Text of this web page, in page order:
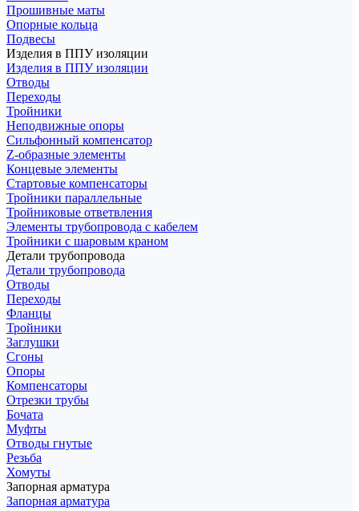
Прошивные маты
Опорные кольца
Подвесы
Изделия в ППУ изоляции
Изделия в ППУ изоляции
Отводы
Переходы
Тройники
Неподвижные опоры
Cильфонный компенсатор
Z-образные элементы
Концевые элементы
Стартовые компенсаторы
Тройники параллельные
Тройниковые ответвления
Элементы трубопровода с кабелем
Тройники с шаровым краном
Детали трубопровода
Детали трубопровода
Отводы
Переходы
Фланцы
Тройники
Заглушки
Сгоны
Опоры
Компенсаторы
Отрезки трубы
Бочата
Муфты
Отводы гнутые
Резьба
Хомуты
Запорная арматура
Запорная арматура